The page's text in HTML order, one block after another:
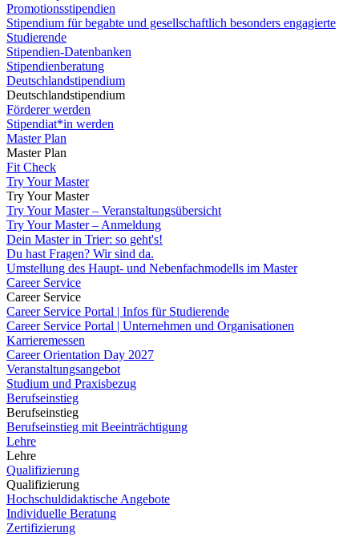
Promotionsstipendien
Stipendium für begabte und gesellschaftlich besonders engagierte
Studierende
Stipendien-Datenbanken
Stipendienberatung
Deutschlandstipendium
Deutschlandstipendium
Förderer werden
Stipendiat*in werden
Master Plan
Master Plan
Fit Check
Try Your Master
Try Your Master
Try Your Master – Veranstaltungsübersicht
Try Your Master – Anmeldung
Dein Master in Trier: so geht's!
Du hast Fragen? Wir sind da.
Umstellung des Haupt- und Nebenfachmodells im Master
Career Service
Career Service
Career Service Portal | Infos für Studierende
Career Service Portal | Unternehmen und Organisationen
Karrieremessen
Career Orientation Day 2027
Veranstaltungsangebot
Studium und Praxisbezug
Berufseinstieg
Berufseinstieg
Berufseinstieg mit Beeinträchtigung
Lehre
Lehre
Qualifizierung
Qualifizierung
Hochschuldidaktische Angebote
Individuelle Beratung
Zertifizierung